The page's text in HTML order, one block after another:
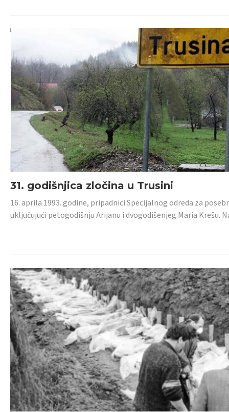
31. godišnjica zločina u Trusini
16. aprila 1993. godine, pripadnici Specijalnog odreda za
uključujući petogodišnju Arijanu i dvogodišenjeg Maria Krešu.